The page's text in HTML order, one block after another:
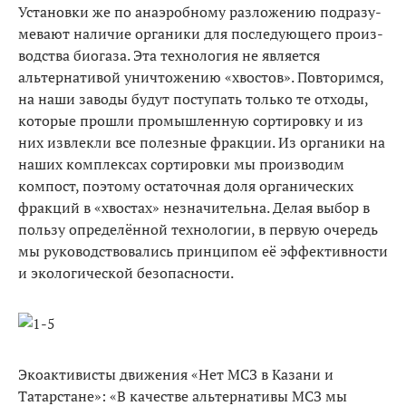
Установки же по анаэробному разложению подразу­
мевают наличие органики для последующего произ­
водства биогаза. Эта технология не является
альтерна­тивой уничтожению «хвостов». Повторимся,
на наши заводы будут поступать только те отходы,
которые прошли промышленную сортировку и из
них извлекли все полезные фракции. Из органики на
наших ком­плексах сортировки мы производим
компост, поэтому остаточная доля органических
фракций в «хвостах» незначительна. Делая выбор в
пользу определённой технологии, в первую очередь
мы руководствова­лись принципом её эффективности
и экологической безопасности.
Экоактивисты движения «Нет МСЗ в Казани и
Татарстане»: «В качестве альтернативы МСЗ мы